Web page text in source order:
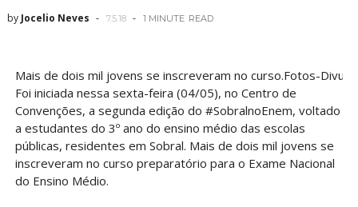
by Jocelio Neves 7.5.18 1 MINUTE READ
Mais de dois mil jovens se inscreveram no curso.Fotos-
Foi iniciada nessa sexta-feira (04/05), no Centro de
Convenções, a segunda edição do #SobralnoEnem, voltado
a estudantes do 3º ano do ensino médio das escolas
públicas, residentes em Sobral. Mais de dois mil jovens se
inscreveram no curso preparatório para o Exame Nacional
do Ensino Médio.